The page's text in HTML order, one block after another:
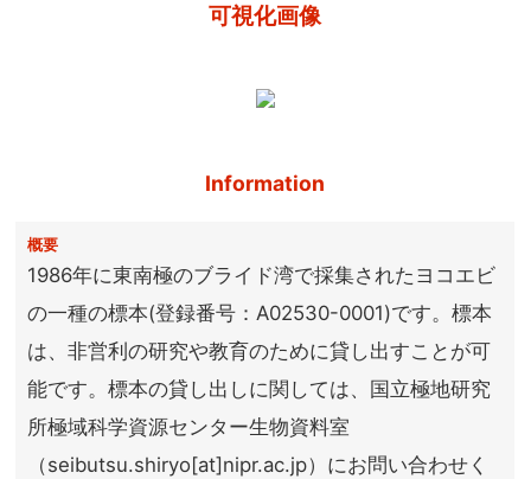
可視化画像
Information
概要
1986年に東南極のブライド湾で採集されたヨコエビ
の一種の標本(登録番号：A02530-0001)です。標本
は、非営利の研究や教育のために貸し出すことが可
能です。標本の貸し出しに関しては、国立極地研究
所極域科学資源センター生物資料室
（seibutsu.shiryo[at]nipr.ac.jp）にお問い合わせく